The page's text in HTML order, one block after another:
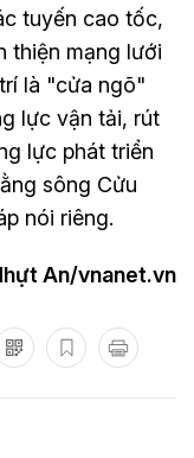
tuyến cao tốc,
thiện mạng lưới
là "cửa ngõ"
lực vận tải, rút
lực phát triển
sông Cửu
nói riêng.
An/vnanet.vn